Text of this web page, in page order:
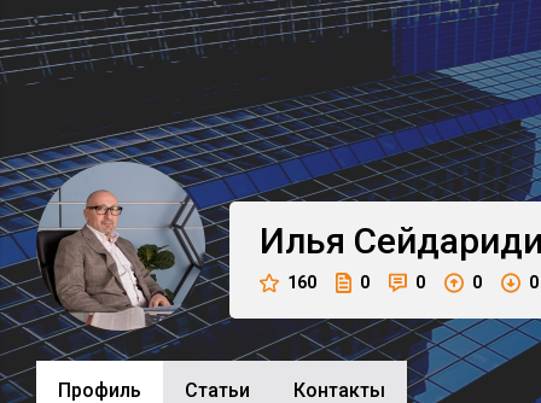
Илья
160 0 0 0 0
Профиль Cтатьи Контакты